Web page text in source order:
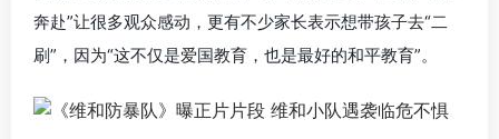
奔赴”让很多观众感动，更有不少家长表示想带孩子去“二
刷”，因为“这不仅是爱国教育，也是最好的和平教育”。